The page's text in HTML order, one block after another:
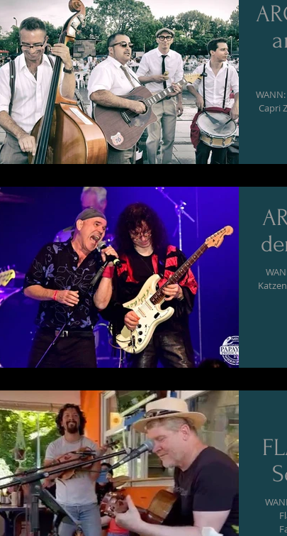
Capri
WANN: Donnerstag, 29. Juli 2021